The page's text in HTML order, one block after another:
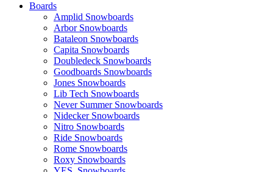
Boards
Amplid Snowboards
Arbor Snowboards
Bataleon Snowboards
Capita Snowboards
Doubledeck Snowboards
Goodboards Snowboards
Jones Snowboards
Lib Tech Snowboards
Never Summer Snowboards
Nidecker Snowboards
Nitro Snowboards
Ride Snowboards
Rome Snowboards
Roxy Snowboards